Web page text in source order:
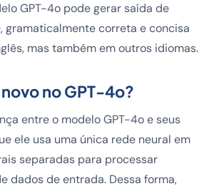
GPT-4o pode gerar saída de
gramaticalmente correta e concisa
mas também em outros idiomas.
no GPT-4o?
entre o modelo GPT-4o e seus
ele usa uma única rede neural em
separadas para processar
dados de entrada. Dessa forma,